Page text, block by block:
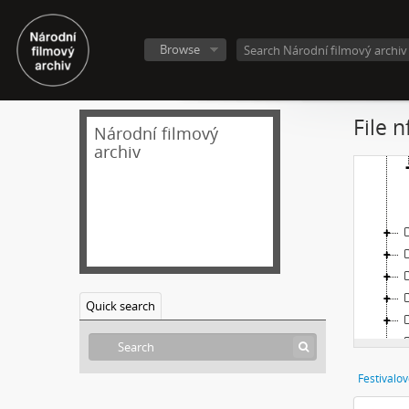
Browse
Národní filmový
archiv
Quick search
File